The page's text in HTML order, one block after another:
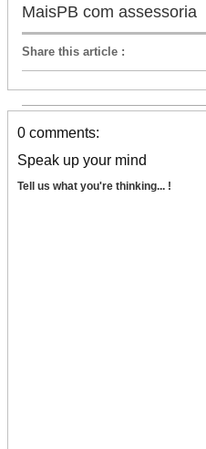
MaisPB com assessoria
Share this article :
0 comments:
Speak up your mind
Tell us what you're thinking... !